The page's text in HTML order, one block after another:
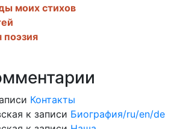
моих стихов
поэзия
Контакты
к записи Биография/ru/en/de